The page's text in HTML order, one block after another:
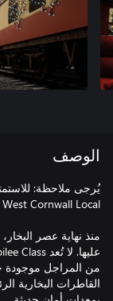
الوصف
منذ نهاية عصر
من المراجل موجودة